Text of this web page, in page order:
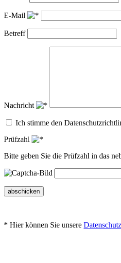
E-Mail
Betreff
Nachricht
Ich stimme den
Prüfzahl
Bitte geben Sie die Prüfzahl in das
abschicken
* Hier können Sie unsere